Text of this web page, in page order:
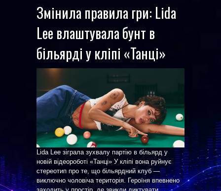
Змінила правила гри: Lida
Lee влаштувала бунт в
більярді у кліпі «Танці»
Lida Lee зіграла зухвалу партію в більярд у
новій відеороботі «Танці» У кліпі вона руйнує
стереотип про те, що більярдний клуб —
виключно чоловіча територія. Героїня впевнено